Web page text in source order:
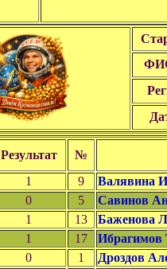
Результат №
1 9 Валявина
0 5 Савинов
1 13 Баженова
1 17 Ибрагимов
0 1 Дроздов